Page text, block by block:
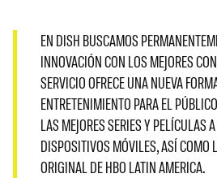
EN DISH BUSCAMOS
INNOVACIÓN CON LOS MEJORES
SERVICIO OFRECE UNA NUEVA
ENTRETENIMIENTO PARA EL
LAS MEJORES SERIES Y PELÍCULAS
DISPOSITIVOS MÓVILES, ASÍ COMO
ORIGINAL DE HBO LATIN AMERICA.